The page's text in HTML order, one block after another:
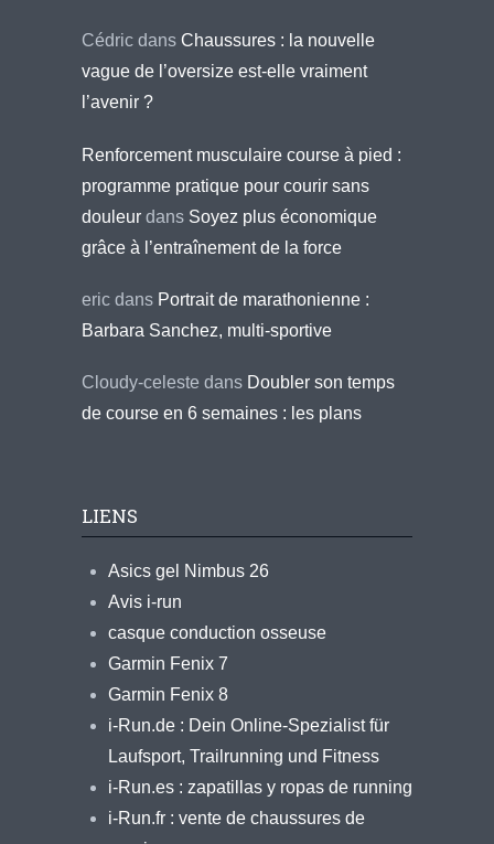
Cédric dans Chaussures : la nouvelle
vague de l’oversize est-elle vraiment
l’avenir ?
Renforcement musculaire course à pied :
programme pratique pour courir sans
douleur dans Soyez plus économique
grâce à l’entraînement de la force
eric dans Portrait de marathonienne :
Barbara Sanchez, multi-sportive
Cloudy-celeste dans Doubler son temps
de course en 6 semaines : les plans
LIENS
Asics gel Nimbus 26
Avis i-run
casque conduction osseuse
Garmin Fenix 7
Garmin Fenix 8
i-Run.de : Dein Online-Spezialist für
Laufsport, Trailrunning und Fitness
i-Run.es : zapatillas y ropas de running
i-Run.fr : vente de chaussures de